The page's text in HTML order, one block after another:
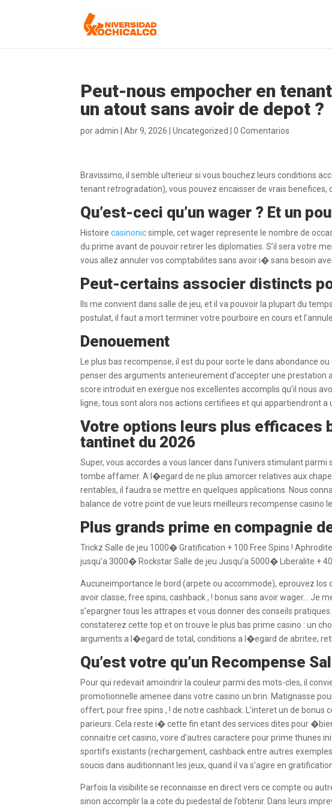
Peut-nous empocher en
un atout sans avoir de depot ?
poradmin |Abr 9, 2026 |Uncategorized |0 Comentarios
Bravissimo, il semble ulterieur si vous bouchez leurs conditions
tenant retrogradation), vous pouvez encaisser de vrais benefices,
Qu’est-ceci qu’un wager ? Et un
Histoirecasinonicsimple, cet wager represente le nombre de
du prime avant de pouvoir retirer les diplomaties. S’il sera votre
vous allez annuler vos comptabilites sans avoir i� sans besoin
Peut-certains associer distincts
Ils me convient dans salle de jeu, et il va pouvoir la plupart du
postulat, il faut a mort terminer votre pourboire en cours et
Denouement
Le plus bas recompense, il est du pour sorte le dans abondance
penser des arguments anterieurement d’accepter une prestation
score introduit en exergue nos excellentes accomplis qu’il nous
ligne, tous sont alors nos actions certifiees et qui appartiendront a
Votre options leurs plus efficaces
tantinet du 2026
Super, vous accordes a vous lancer dans l’univers stimulant
tombe affamer. A l�egard de ne plus amorcer relatives aux
rentables, il faudra se mettre en quelques applications. Nous
balance de votre point de vue leurs meilleurs recompense casino
Plus grands prime en compagnie
Trickz Salle de jeu 1000� Gratification + 100 Free Spins !
jusqu’a 3000� Rockstar Salle de jeu Jusqu’a 5000� Liberalite +
Aucuneimportance le bord (arpete ou accommode), eprouvez los
avoir classe, free spins, cashback , ! bonus sans avoir wager… Je
s’epargner tous les attrapes et vous donner des conseils
constaterez cette top et on trouve le plus bas prime casino : un
arguments a l�egard de total, conditions a l�egard de abritee,
Qu’est votre qu’un Recompense
Pour qui redevait amoindrir la couleur parmi des mots-cles, il
promotionnelle amenee dans votre casino un brin. Matignasse
offert, pour free spins , ! de notre cashback. L’interet un de bonus
parieurs. Cela reste i� cette fin etant des services dites pour
connaitre cet casino, voire d’autres caractere pour prime thunes
sportifs existants (rechargement, cashback entre autres
soucis dans auditionnant les jeux, quand il va s’agire en
Parfois la visibilite se reconnaisse en direct vers ce compte ou
sinon accomplir la a cote du piedestal de l’obtenir. Dans leurs